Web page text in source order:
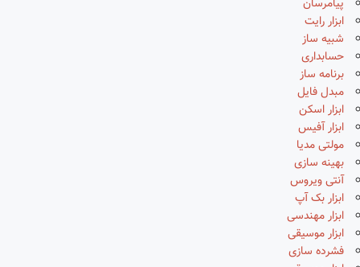
پیامرسان
ابزار رایت
شبیه ساز
حسابداری
برنامه ساز
مبدل فایل
ابزار اسکن
ابزار آفیس
مولتی مدیا
بهینه سازی
آنتی ویروس
ابزار بک آپ
ابزار مهندسی
ابزار موسیقی
فشرده سازی